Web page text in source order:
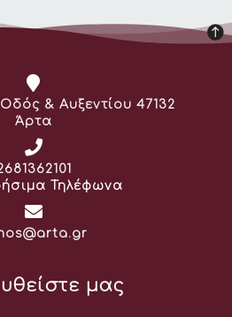
& Αυξεντίου 47132
Άρτα
Τηλέφωνα
μας